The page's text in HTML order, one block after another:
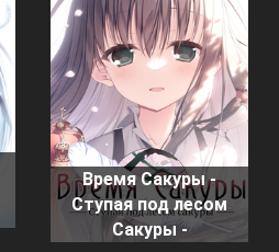
Время Сакуры -
Ступая под лесом
Сакуры -